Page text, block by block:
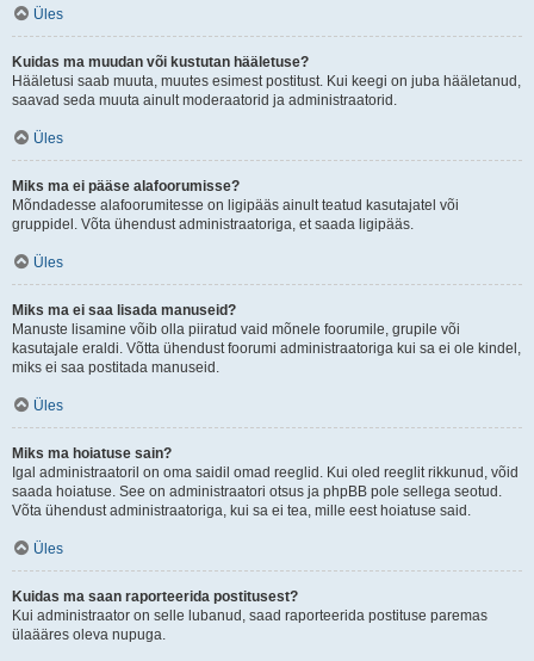
Üles
Kuidas ma muudan või kustutan hääletuse?
Hääletusi saab muuta, muutes esimest postitust. Kui keegi on juba hääletanud,
saavad seda muuta ainult moderaatorid ja administraatorid.
Üles
Miks ma ei pääse alafoorumisse?
Mõndadesse alafoorumitesse on ligipääs ainult teatud kasutajatel või
gruppidel. Võta ühendust administraatoriga, et saada ligipääs.
Üles
Miks ma ei saa lisada manuseid?
Manuste lisamine võib olla piiratud vaid mõnele foorumile, grupile või
kasutajale eraldi. Võtta ühendust foorumi administraatoriga kui sa ei ole kindel,
miks ei saa postitada manuseid.
Üles
Miks ma hoiatuse sain?
Igal administraatoril on oma saidil omad reeglid. Kui oled reeglit rikkunud, võid
saada hoiatuse. See on administraatori otsus ja phpBB pole sellega seotud.
Võta ühendust administraatoriga, kui sa ei tea, mille eest hoiatuse said.
Üles
Kuidas ma saan raporteerida postitusest?
Kui administraator on selle lubanud, saad raporteerida postituse paremas
ülaääres oleva nupuga.